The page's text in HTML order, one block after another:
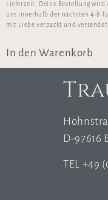
Lieferzeit: Deine Bestellung wird
uns innerhalb der nächsten 4-8
mit Liebe verpackt und versendet!
In den Warenkorb
D-97616
TEL +49